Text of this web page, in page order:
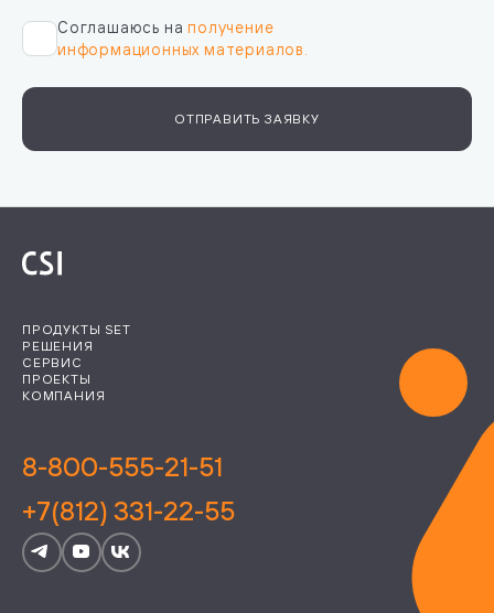
Соглашаюсь наполучение
информационных материалов.
ОТПРАВИТЬ ЗАЯВКУ
ПРОДУКТЫ SET
РЕШЕНИЯ
СЕРВИС
ПРОЕКТЫ
КОМПАНИЯ
8-800-555-21-51
+7(812) 331-22-55